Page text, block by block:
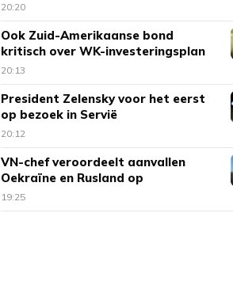
20:20
Ook Zuid-Amerikaanse bond
kritisch over WK-investeringsplan
FIFA
20:13
President Zelensky voor het eerst
op bezoek in Servië
20:12
VN-chef veroordeelt aanvallen
Oekraïne en Rusland op
burgerdoelen
19:25